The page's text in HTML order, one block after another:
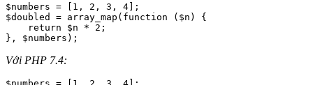
$numbers = [1, 2, 3, 4];
$doubled = array_map(function ($n) {
    return $n * 2;
Với PHP 7.4: